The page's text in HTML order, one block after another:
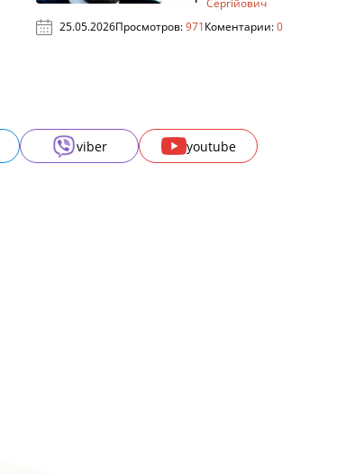
Сергійович
25.05.2026Просмотров:971Коментарии:0
viber youtube